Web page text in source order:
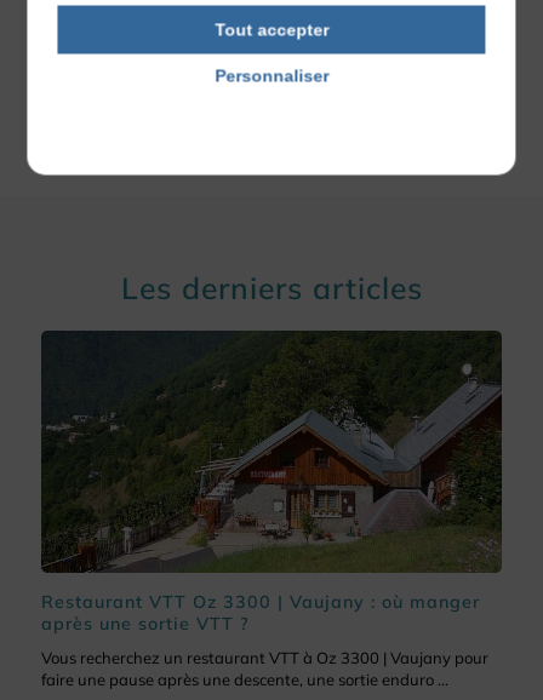
Vous avez des questions ou besoin de conseils ? Contactez-
Les derniers articles
Restaurant VTT Oz 3300 | Vaujany : où manger
après une sortie VTT ?
Vous recherchez un restaurant VTT à Oz 3300 | Vaujany pour
faire une pause après une descente, une sortie enduro ...
Tout accepter
Personnaliser